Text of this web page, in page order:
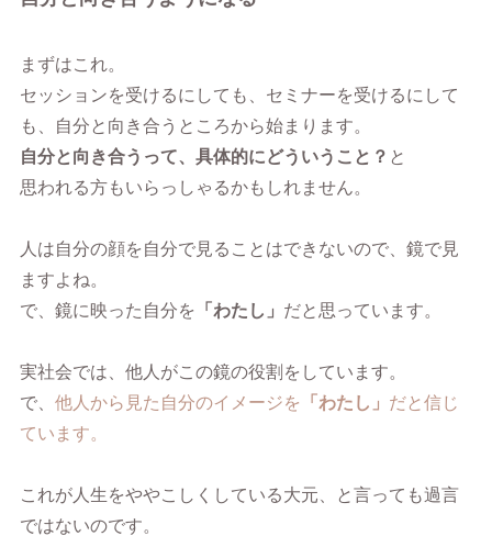
まずはこれ。
セッションを受けるにしても、セミナーを受けるにして
も、自分と向き合うところから始まります。
自分と向き合うって、具体的にどういうこと？ と
思われる方もいらっしゃるかもしれません。
人は自分の顔を自分で見ることはできないので、鏡で見
ますよね。
で、鏡に映った自分を
「わたし」 だと思っています。
実社会では、他人がこの鏡の役割をしています。
で、 他人から見た自分のイメージを 「わたし」 だと信じ
ています。
これが人生をややこしくしている大元、と言っても過言
ではないのです。